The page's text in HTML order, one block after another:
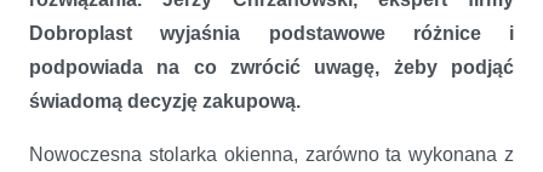
Dobroplast wyjaśnia podstawowe różnice i
podpowiada na co zwrócić uwagę, żeby podjąć
świadomą decyzję zakupową.
Nowoczesna stolarka okienna, zarówno ta wykonana z